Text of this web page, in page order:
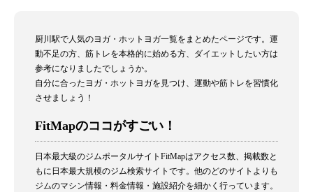
厨川駅で人気のヨガ・ホットヨガ一覧をまとめたページです。運
動不足の方、筋トレを本格的に始める方、ダイエットしたい方は
参考になりましたでしょうか。
自分に合ったヨガ・ホットヨガを見つけ、運動や筋トレを習慣化
させましょう！
FitMapのココがすごい！
日本最大級のジムポータルサイトFitMapはアクセス数、掲載数と
もに日本最大規模のジム検索サイトです。他のどのサイトよりも
ジムのマシン情報・料金情報・施設紹介を細かく行っています。